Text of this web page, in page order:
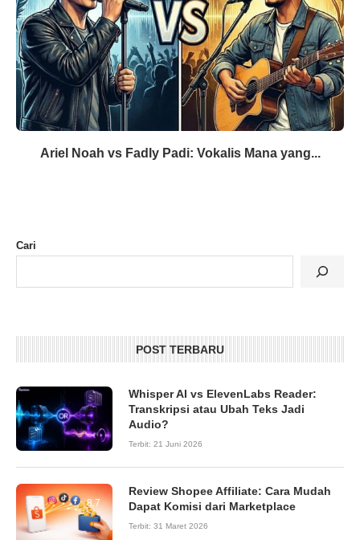
Ariel Noah vs Fadly Padi: Vokalis Mana yang...
Cari
POST TERBARU
Whisper AI vs ElevenLabs Reader:
Transkripsi atau Ubah Teks Jadi
Audio?
Terbit: 21 Juni 2026
8.7
Review Shopee Affiliate: Cara Mudah
Dapat Komisi dari Marketplace
Terbit: 31 Maret 2026